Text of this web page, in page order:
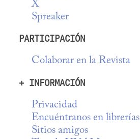
X
Spreaker
PARTICIPACIÓN
Colaborar en la Revista
+ INFORMACIÓN
Privacidad
Encuéntranos en librerías
Sitios amigos